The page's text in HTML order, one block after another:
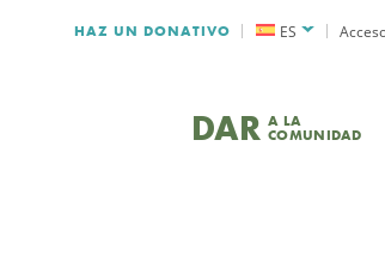
HAZ UN DONATIVO ES
DAR A LA
COMUNIDAD